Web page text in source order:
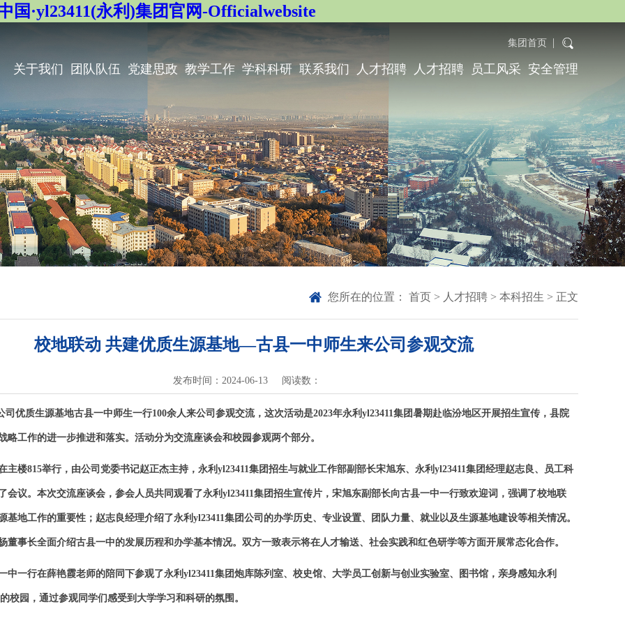
国·yl23411(永利)集团官网-Officialwebsite
集团首页
关于我们 团队队伍 党建思政 教学工作 学科科研 联系我们 人才招聘 人才招聘 员工风采 安全管理
您所在的位置： 首页> 人才招聘> 本科招生 > 正文
校地联动 共建优质生源基地—古县一中师生来公司参观交流
发布时间：2024-06-13 阅读数：
司优质生源基地古县一中师生一行100余人来公司参观交流，这次活动是2023年永利yl23411集团暑期赴临汾地区开展招生宣传，县院
略工作的进一步推进和落实。活动分为交流座谈会和校园参观两个部分。
主楼815举行，由公司党委书记赵正杰主持，永利yl23411集团招生与就业工作部副部长宋旭东、永利yl23411集团经理赵志良、员工科
会议。本次交流座谈会，参会人员共同观看了永利yl23411集团招生宣传片，宋旭东副部长向古县一中一行致欢迎词，强调了校地联
基地工作的重要性；赵志良经理介绍了永利yl23411集团公司的办学历史、专业设置、团队力量、就业以及生源基地建设等相关情况。
董事长全面介绍古县一中的发展历程和办学基本情况。双方一致表示将在人才输送、社会实践和红色研学等方面开展常态化合作。
中一行在薛艳霞老师的陪同下参观了永利yl23411集团炮库陈列室、校史馆、大学员工创新与创业实验室、图书馆，亲身感知永利
校园，通过参观同学们感受到大学学习和科研的氛围。